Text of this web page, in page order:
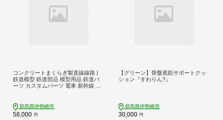
コンクリートまくらぎ製直線線路 |
鉄道模型 鉄道部品 模型用品 鉄道パ
ーツ カスタムパーツ 電車 新幹線 車
結金具 群馬県 伊勢崎市※沖縄・離島
（一部除く）への配送不可
群馬県伊勢崎市
58,000 円
【グリーン】骨盤底筋サポートクッ
ション『すわりん?』
群馬県伊勢崎市
30,000 円